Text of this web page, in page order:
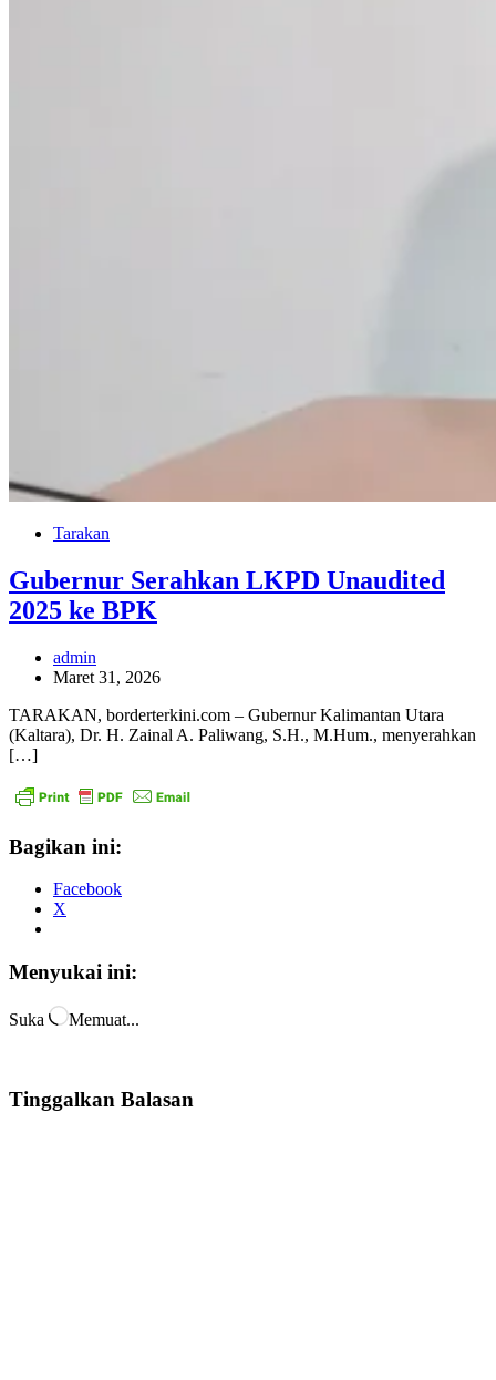
Tarakan
Gubernur Serahkan LKPD Unaudited
2025 ke BPK
admin
Maret 31, 2026
TARAKAN, borderterkini.com – Gubernur Kalimantan Utara
(Kaltara), Dr. H. Zainal A. Paliwang, S.H., M.Hum., menyerahkan
[…]
Bagikan ini:
Facebook
X
Menyukai ini:
Suka Memuat...
Tinggalkan Balasan